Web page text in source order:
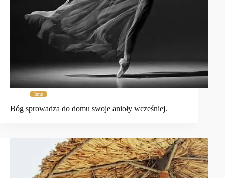
Inne
Bóg sprowadza do domu swoje anioły wcześniej.